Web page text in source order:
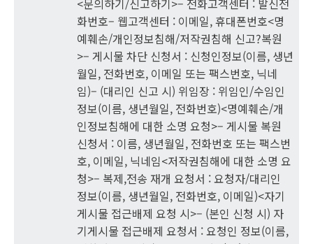
<문의하기/신고하기>– 전화고객센터 : 발신전
화번호– 웹고객센터 : 이메일, 휴대폰번호<명
예훼손/개인정보침해/저작권침해 신고?복원
>– 게시물 차단 신청서 : 신청인정보(이름, 생년
월일, 전화번호, 이메일 또는 팩스번호, 닉네
임)– (대리인 신고 시) 위임장 : 위임인/수임인
정보(이름, 생년월일, 전화번호)<명예훼손/개
인정보침해에 대한 소명 요청>– 게시물 복원
신청서 : 이름, 생년월일, 전화번호 또는 팩스번
호, 이메일, 닉네임<저작권침해에 대한 소명 요
청>– 복제,전송 재개 요청서 : 요청자/대리인
정보(이름, 생년월일, 전화번호, 이메일)<자기
게시물 접근배제 요청 시>– (본인 신청 시) 자
기게시물 접근배제 요청서 : 요청인 정보(이름,